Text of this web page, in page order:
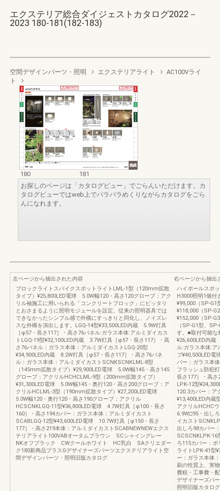
エクステリア総合ダイジェストカタログ2022－
2023 180-181(182-183)
空間デザインパーツ・照明 エクステリアライト
AC100Vライ
ト
180
181
お探しのページは「カタログビュー」でごらんいただけます。カ
タログビューではweb上でパラパラめくりながらカタログをごら
んになれます。
左ページから抽出された内容
ブロックライトスパイクスポットライトLML-1型（120mm拡散
タイプ）¥25,800LED電球 5.0W幅120・高さ120グローブ：アク
リル袖施工に用いられる「コンクリートブロック」にピッタリ
とおさまるように照明モジュールを設定。従来の照明器具では
できなかったシンプル感で外構にすっきりと同化し、ノイズレ
スな外構を演出します。LGQ-14型¥33,500LED内蔵 5.9W灯具
［φ57・長さ117］・高さ76パネル:ガラス本体:アルミダイカス
トLGQ-19型¥32,100LED内蔵 3.7W灯具［φ57・長さ117］・高
さ76パネル：ガラス本体：アルミダイカストLGQ-20型
¥34,900LED内蔵 8.2W灯具［φ57・長さ117］・高さ76パネ
ル：ガラス本体：アルミダイカストSCNKSCNKLML-8型
（145mm拡散タイプ）¥29,900LED電球 5.0W幅145・高さ145
グローブ：アクリルHCHCLML-9型（200mm拡散タイプ）
¥31,300LED電球 5.0W幅145・奥行120・高さ200グローブ：ア
クリルHCLML-3型（190mm拡散タイプ）¥27,200LED電球
5.0W幅120・奥行120・高さ190グローブ：アクリル
HCSCNKLGQ-11型¥36,800LED電球 4.7W灯具［φ100・長さ
160］・高さ194カバー：ガラス本体：アルミダイカスト
SCABLGQ-12型¥43,600LED電球 10.7W灯具［φ150・長さ
177］・高さ219本体：アルミダイカストSCABNEWNEWエクス
テリアライト100VABオータムブラウン SCシャイングレー
NKオフブラック CWクールホワイト HC乳白 SAクリエダー
ク180新商品プラスGデザイナーズパーツエクステリアライト空
間デザインパーツ・照明旧版カタログ
右ページから抽出
ハイポールスポ
H3000照明1個付
¥99,000（SP-G1
¥118,000（SP-
¥152,000（SP-
（SP-G1型、
す。■取付可能な
¥26,600LED内
ル:ガラス本体:ア
プ¥40,500LED
バー：ガラス本
フラッシュ防犯
長さ177］・高さ
LPK-12型
120.3カバー：ア
¥13,400LED内蔵
アクリルHCHC
6.9W□95・出し
イカスト
出しろ98カバー
SCSCNKLPK-
ろ115カバー：
ライトLPK-41型
ー：ガラス本体
刷の性質上、実
費税・工事費・
デザイナーズパ
照明旧版カタログ